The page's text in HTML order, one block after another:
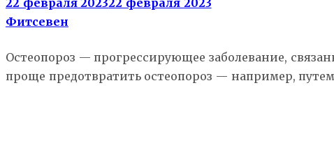
22 февраля 202322 февраля 2023
Фитсевен
Остеопороз — прогрессирующее заболевание,
проще предотвратить остеопороз — например,